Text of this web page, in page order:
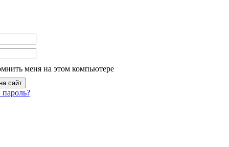
меня на этом компьютере